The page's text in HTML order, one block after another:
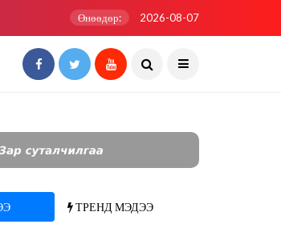
Өнөөдөр: 2026-08-07
ТРЕНД МЭДЭЭ